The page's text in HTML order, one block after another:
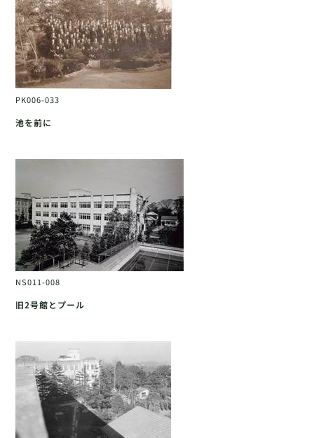
PK006-033
池を前に
NS011-008
旧2号館とプール